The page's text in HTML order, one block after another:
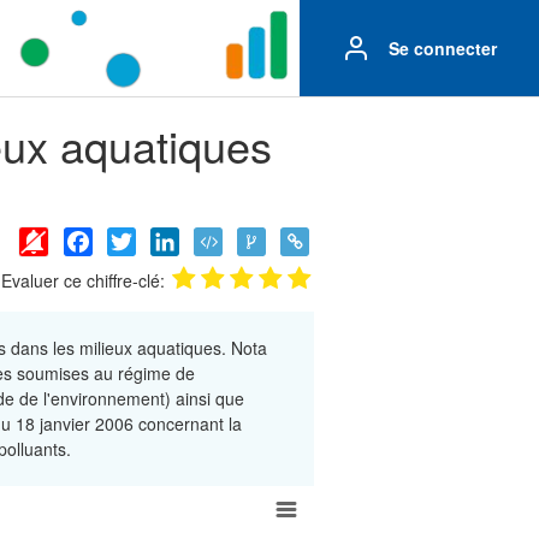
Se connecter
aquatiques
Facebook
Twitter LinkedIn
Evaluer ce chiffre-clé:
dans les milieux aquatiques. Nota
soumises au régime de
de l'environnement) ainsi que
18 janvier 2006 concernant la
aquatiques